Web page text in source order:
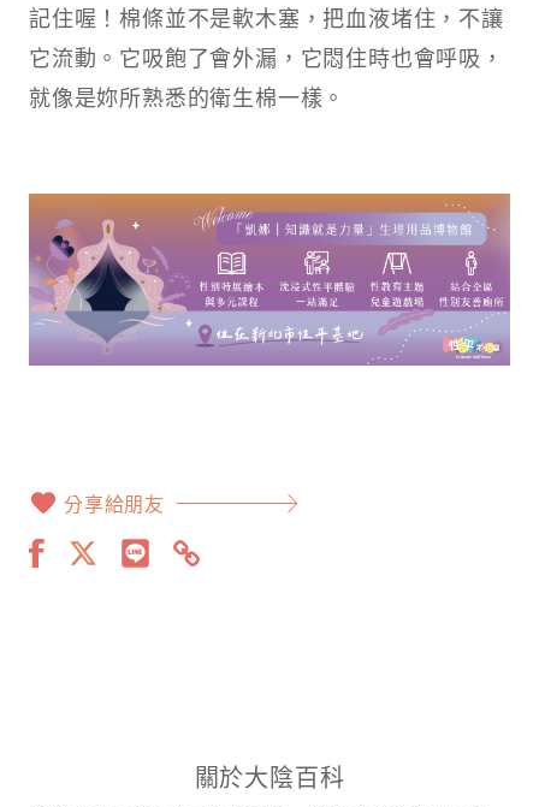
記住喔！棉條並不是軟木塞，把血液堵住，不讓
它流動。它吸飽了會外漏，它悶住時也會呼吸，
就像是妳所熟悉的衛生棉一樣。
分享給朋友
關於大陰百科